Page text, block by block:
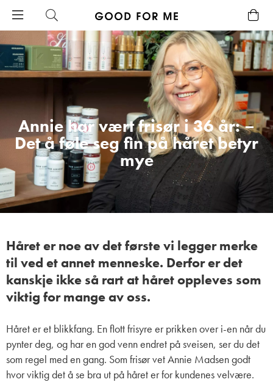
Annie har vært frisør i 36 år: –
Det å føle seg fin på håret betyr
mye
Håret er noe av det første vi legger merke
til ved et annet menneske. Derfor er det
kanskje ikke så rart at håret oppleves som
viktig for mange av oss.
Håret er et blikkfang. En flott frisyre er prikken over i-en når du
pynter deg, og har en god venn endret på sveisen, ser du det
som regel med en gang. Som frisør vet Annie Madsen godt
hvor viktig det å se bra ut på håret er for kundenes velvære.